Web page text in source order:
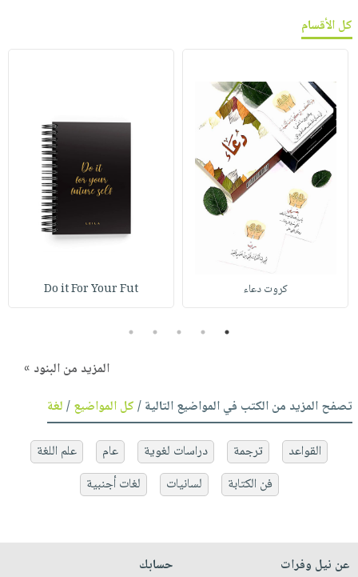
كل الأقسام
كروت دعاء Do it For Your Fut
1
2
3
4
5
المزيد من البنود »
تصفح المزيد من الكتب في المواضيع التالية /كل المواضيع/لغة
القواعد ترجمة دراسات لغوية عام
علم اللغة
فن الكتابة
لسانيات لغات أجنبية
عن نيل وفرات
حسابك